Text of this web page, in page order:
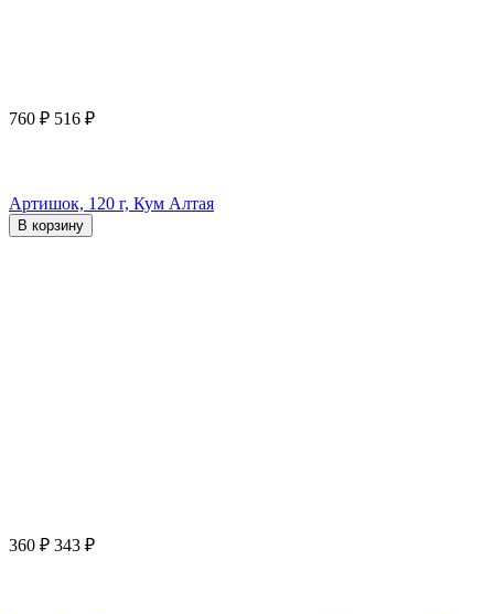
760 ₽ 516 ₽
Артишок, 120 г, Кум Алтая
В корзину
360 ₽ 343 ₽